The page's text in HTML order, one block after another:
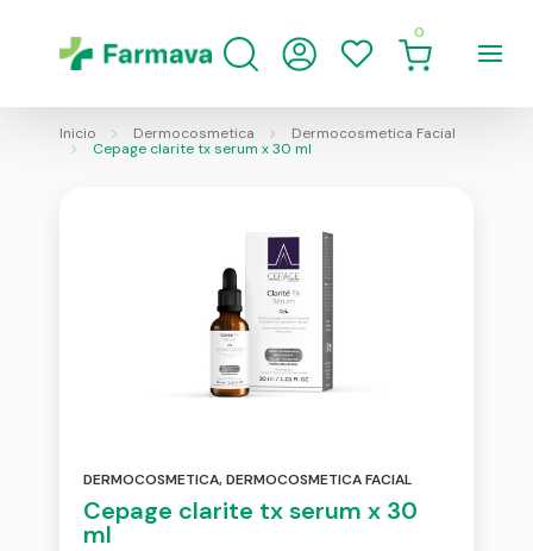
0
Inicio Dermocosmetica
Dermocosmetica Facial
Cepage clarite tx serum x 30 ml
DERMOCOSMETICA,DERMOCOSMETICA FACIAL
Cepage clarite tx serum x 30
ml